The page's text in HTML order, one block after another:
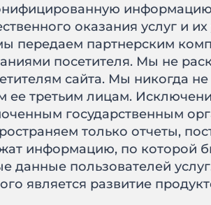
информацию
оказания услуг и
передаем партнерским
посетителя. Мы не
сайта. Мы
ее третьим лицам.
государственным
только отчеты,
информацию, по
данные пользователей
является развитие